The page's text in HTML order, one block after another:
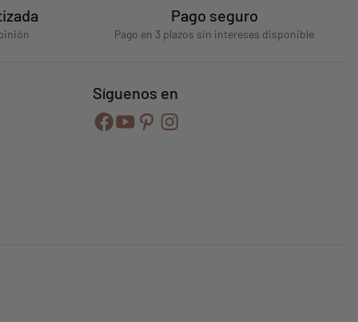
Pago seguro
Pago en 3 plazos sin intereses disponible
Síguenos en